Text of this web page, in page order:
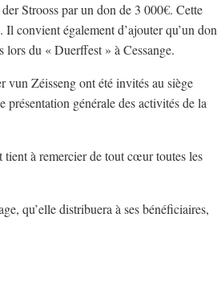
Strooss par un don de 3 000€. Cette
convient également d’ajouter qu’un don
lors du « Duerffest » à Cessange.
vun Zéisseng ont été invités au siège
générale des activités de la
tient à remercier de tout cœur toutes les
qu’elle distribuera à ses bénéficiaires,